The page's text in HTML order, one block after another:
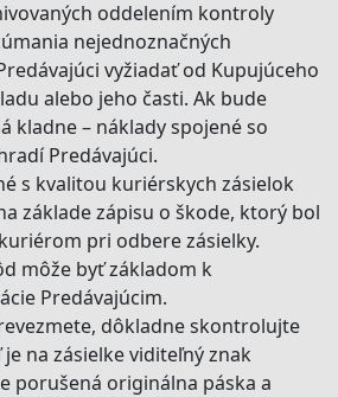
oddelením kontroly
nejednoznačných
vyžiadať od Kupujúceho
alebo jeho časti. Ak bude
kladne – náklady spojené so
Predávajúci.
s kvalitou kuriérskych zásielok
základe zápisu o škode, ktorý bol
pri odbere zásielky.
môže byť základom k
Predávajúcim.
dôkladne skontrolujte
na zásielke viditeľný znak
porušená originálna páska a